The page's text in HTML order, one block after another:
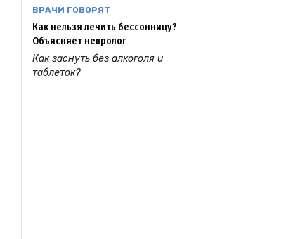
ВРАЧИ ГОВОРЯТ
Как нельзя лечить бессонницу?
Объясняет невролог
Как заснуть без алкоголя и
таблеток?